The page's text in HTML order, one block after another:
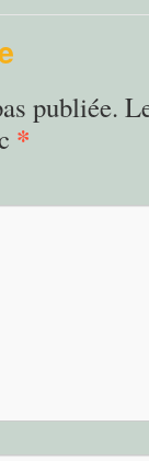
publiée.
*